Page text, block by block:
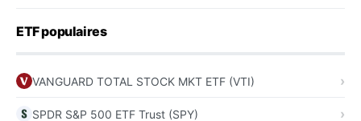
ETF populaires
VANGUARD TOTAL STOCK MKT ETF (VTI)
SPDR S&P 500 ETF Trust (SPY)